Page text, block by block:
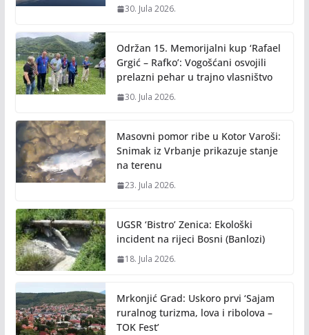
30. Jula 2026.
Održan 15. Memorijalni kup ‘Rafael
Grgić – Rafko’: Vogošćani osvojili
prelazni pehar u trajno vlasništvo
30. Jula 2026.
Masovni pomor ribe u Kotor Varoši:
Snimak iz Vrbanje prikazuje stanje
na terenu
23. Jula 2026.
UGSR ‘Bistro’ Zenica: Ekološki
incident na rijeci Bosni (Banlozi)
18. Jula 2026.
Mrkonjić Grad: Uskoro prvi ‘Sajam
ruralnog turizma, lova i ribolova –
TOK Fest’